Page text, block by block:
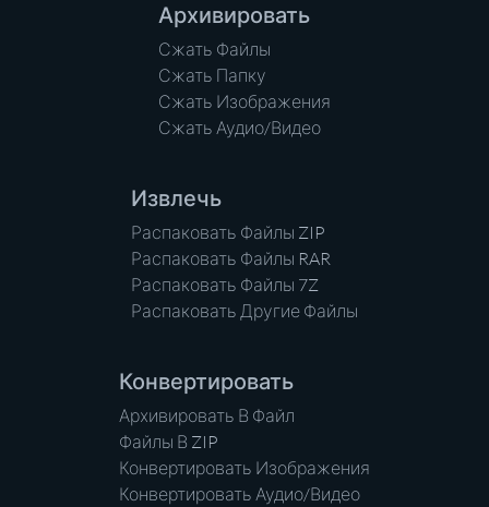
Архивировать
Сжать Файлы
Сжать Папку
Сжать Изображения
Сжать Аудио/Видео
Извлечь
Распаковать Файлы ZIP
Распаковать Файлы RAR
Распаковать Файлы 7Z
Распаковать Другие Файлы
Конвертировать
Архивировать В Файл
Файлы В ZIP
Конвертировать Изображения
Конвертировать Аудио/Видео